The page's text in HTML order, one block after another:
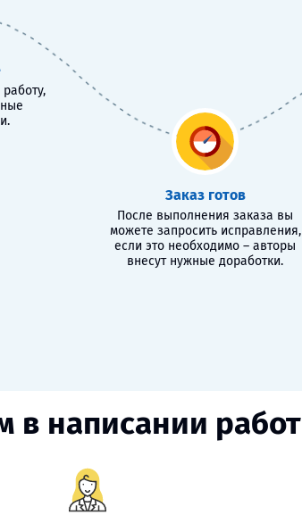
Заказ готов
После выполнения заказа вы
можете запросить исправления,
если это необходимо – авторы
внесут нужные доработки.
в написании работ